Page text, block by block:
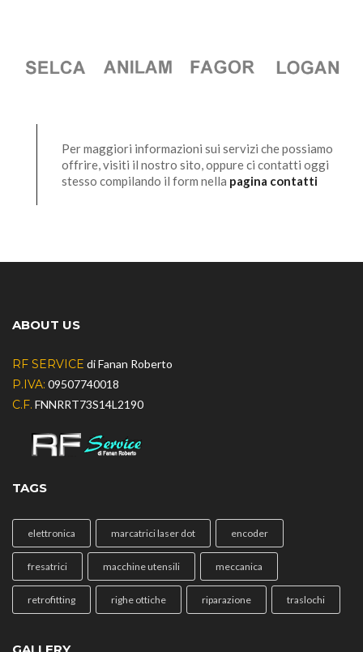
Per maggiori informazioni sui servizi che possiamo
offrire, visiti il nostro sito, oppure ci contatti oggi
stesso compilando il form nella pagina contatti
ABOUT US
RF SERVICE di Fanan Roberto
P.IVA: 09507740018
C.F. FNNRRT73S14L2190
TAGS
elettronica marcatrici laser dot encoder
fresatrici macchine utensili meccanica
retrofitting righe ottiche riparazione traslochi